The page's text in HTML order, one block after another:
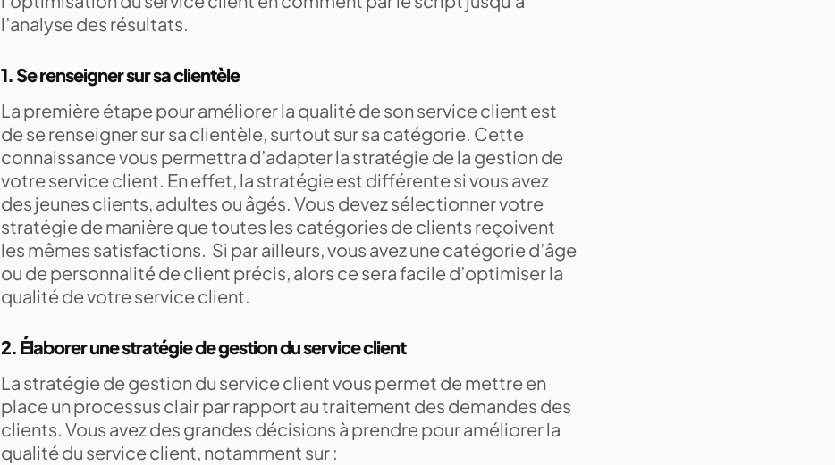
l’analyse des résultats.
1. Se renseigner sur sa clientèle
La première étape pour améliorer la qualité de son service client est
de se renseigner sur sa clientèle, surtout sur sa catégorie. Cette
connaissance vous permettra d’adapter la stratégie de la gestion de
votre service client. En effet, la stratégie est différente si vous avez
des jeunes clients, adultes ou âgés. Vous devez sélectionner votre
stratégie de manière que toutes les catégories de clients reçoivent
les mêmes satisfactions. Si par ailleurs, vous avez une catégorie d’âge
ou de personnalité de client précis, alors ce sera facile d’optimiser la
qualité de votre service client.
2. Élaborer une stratégie de gestion du service client
La stratégie de gestion du service client vous permet de mettre en
place un processus clair par rapport au traitement des demandes des
clients. Vous avez des grandes décisions à prendre pour améliorer la
qualité du service client, notamment sur :